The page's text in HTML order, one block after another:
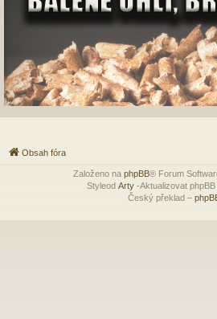
Obsah fóra
Založeno na phpBB® Forum
Styleod Arty-Aktualizovat
Český překlad –